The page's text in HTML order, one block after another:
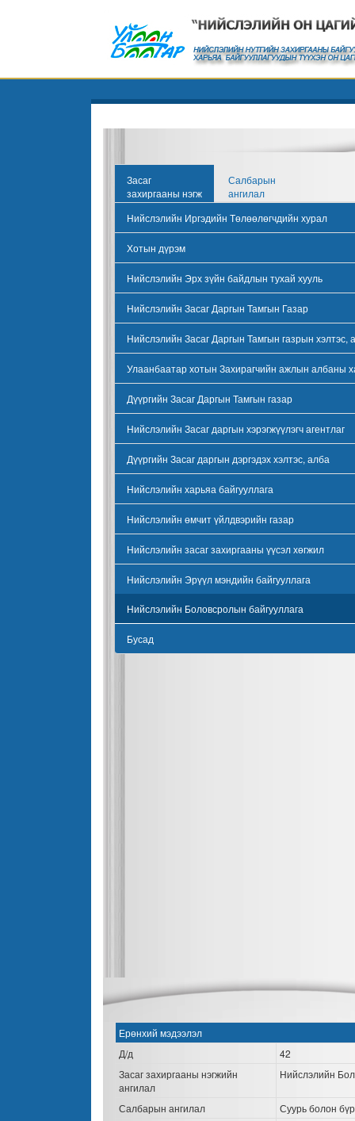
Засаг
захиргааны нэгж
Салбарын
ангилал
Нийслэлийн Иргэдийн Төлөөлөгчдийн хурал
Хотын дүрэм
Нийслэлийн Эрх зүйн байдлын тухай хууль
Нийслэлийн Засаг Даргын Тамгын Газар
Нийслэлийн Засаг Даргын Тамгын газрын хэлтэс,
Улаанбаатар хотын Захирагчийн ажлын албаны
Дүүргийн Засаг Даргын Тамгын газар
Нийслэлийн Засаг даргын хэрэгжүүлэгч агентлаг
Дүүргийн Засаг даргын дэргэдэх хэлтэс, алба
Нийслэлийн харьяа байгууллага
Нийслэлийн өмчит үйлдвэрийн газар
Нийслэлийн засаг захиргааны үүсэл хөгжил
Нийслэлийн Эрүүл мэндийн байгууллага
Нийслэлийн Боловсролын байгууллага
Бусад
Ерөнхий мэдээлэл
Д/д
42
Засаг захиргааны нэгжийн
ангилал
Нийслэлийн
Салбарын ангилал
Суурь болон